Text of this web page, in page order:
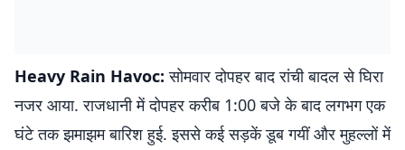
Heavy Rain Havoc:सोमवार दोपहर बाद रांची बादल से घिरा
नजर आया. राजधानी में दोपहर करीब 1:00 बजे के बाद लगभग एक
घंटे तक झमाझम बारिश हुई. इससे कई सड़कें डूब गयीं और मुहल्लों में